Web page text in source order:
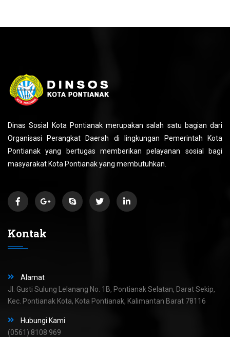
Dinas Sosial Kota Pontianak merupakan salah satu bagian dari
Organisasi Perangkat Daerah di lingkungan Pemerintah Kota
Pontianak yang bertugas memberikan pelayanan sosial bagi
masyarakat Kota Pontianak yang membutuhkan.
Kontak
Alamat
Jl. Gusti Sulung Lelanang No. 1B, Pontianak Selatan, Darat Sekip,
Kec. Pontianak Kota, Kota Pontianak, Kalimantan Barat 78116
Hubungi Kami
(0561) 8108 969